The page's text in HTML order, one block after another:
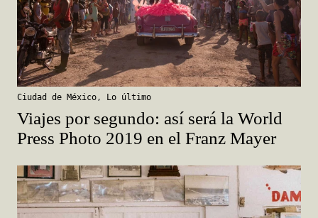
Ciudad de México , Lo último
Viajes por segundo: así será la World
Press Photo 2019 en el Franz Mayer